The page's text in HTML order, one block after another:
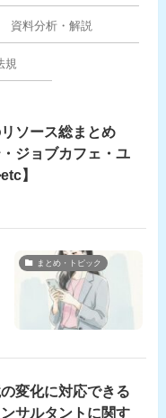
資料分析・解説
規
ソース総まとめ
・ジョブカフェ・ユ
】
まとめ・トピック
の変化に対応できる
サルタントに関す